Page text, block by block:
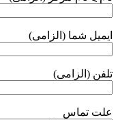
ایمیل شما (الزامی)
تلفن (الزامی)
علت تماس